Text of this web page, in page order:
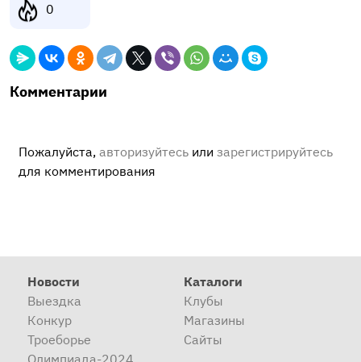
0
Комментарии
Пожалуйста, авторизуйтесь или зарегистрируйтесь
для комментирования
Новости
Выездка
Конкур
Троеборье
Олимпиада-2024
Каталоги
Клубы
Магазины
Сайты